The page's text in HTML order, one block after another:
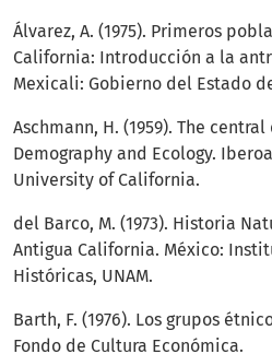
Álvarez, A. (1975). Primeros
California: Introducción a la
Mexicali: Gobierno del Estado
Aschmann, H. (1959). The
Demography and Ecology.
University of California.
del Barco, M. (1973). Historia
Antigua California. México:
Históricas, UNAM.
Barth, F. (1976). Los grupos
Fondo de Cultura Económica.